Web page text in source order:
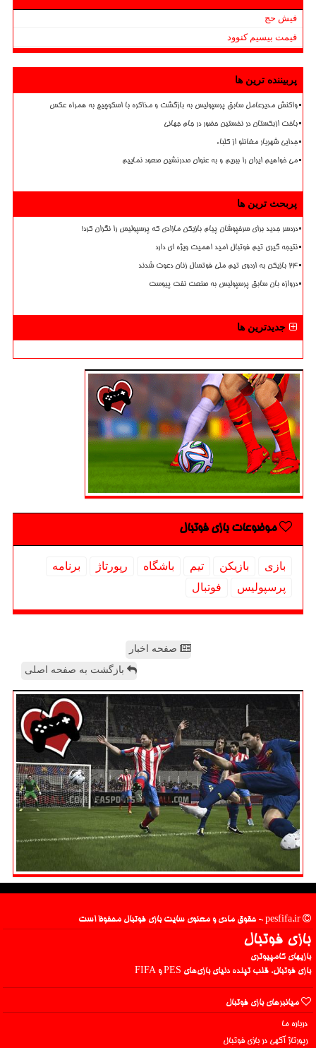
فیش حج
قیمت بیسیم کنوود
پربیننده ترین ها
واکنش مدیرعامل سابق پرسپولیس به بازگشت و مذاکره با اسکوچیچ به همراه عکس
باخت ازبکستان در نخستین حضور در جام جهانی
جدایی شهریار مغانلو از کلباء
می خواهیم ایران را ببریم و به عنوان صدرنشین صعود نماییم
پربحث ترین ها
دردسر جدید برای سرخپوشان پیام بازیکن مازادی که پرسپولیس را نگران کرد!
نتیجه گیری تیم فوتبال امید اهمیت ویژه ای دارد
۲۴ بازیکن به اردوی تیم ملی فوتسال زنان دعوت شدند
دروازه بان سابق پرسپولیس به صنعت نفت پیوست
جدیدترین ها
موضوعات بازی فوتبال
بازی بازیكن تیم باشگاه رپورتاژ
برنامه
پرسپولیس
فوتبال
صفحه اخبار
بازگشت به صفحه اصلی
بازی فوتبال
بازیهای کامپیوتری
بازی فوتبال، قلب تپنده دنیای بازی‌های PES و FIFA
میانبرهای بازی فوتبال
درباره ما
رپورتاژ آگهی در بازی فوتبال